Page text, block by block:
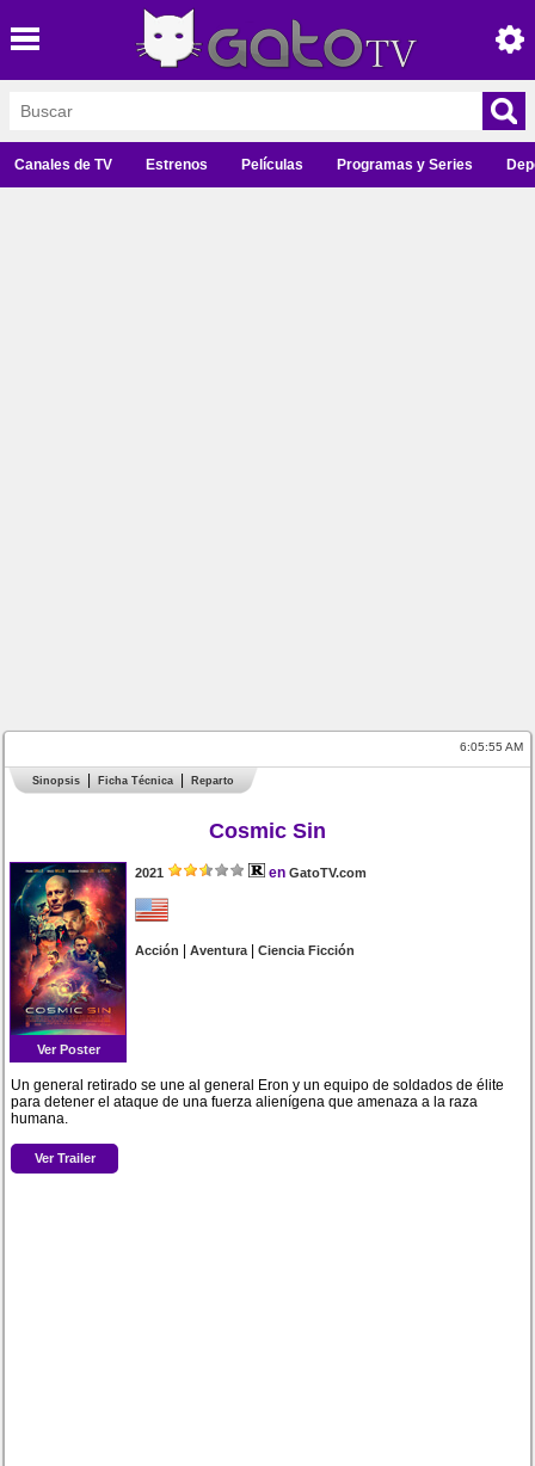
Canales de TV Estrenos Películas Programas y Series
6:05:55 AM
Sinopsis Ficha Técnica Reparto
Cosmic Sin
Ver Poster
2021 en GatoTV.com
Acción |Aventura|Ciencia Ficción
Un general retirado se une al general Eron y un equipo de soldados de élite
para detener el ataque de una fuerza alienígena que amenaza a la raza
humana.
Ver Trailer